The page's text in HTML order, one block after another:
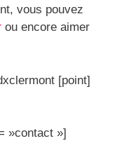
vous pouvez
ou encore aimer
[point]
»contact »]